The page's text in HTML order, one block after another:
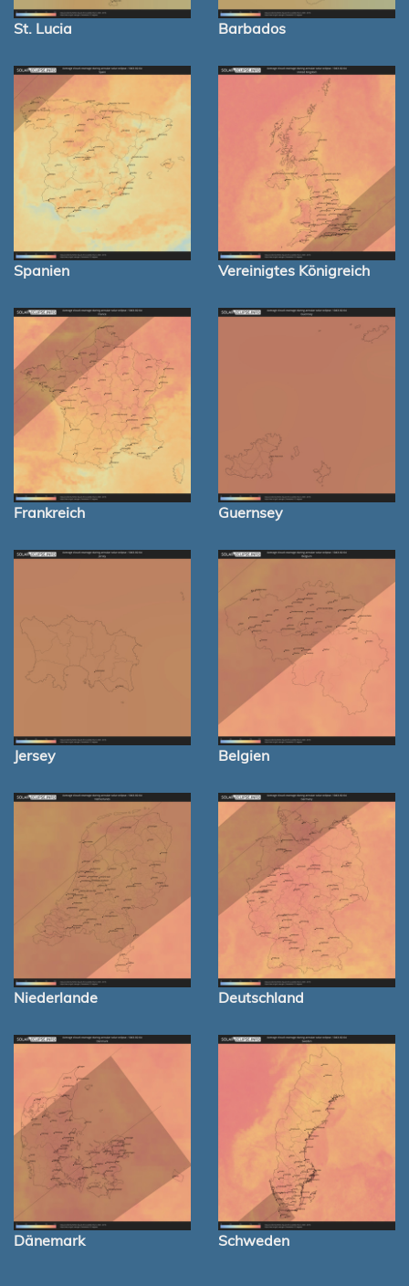
St. Lucia Barbados
Spanien Vereinigtes Königreich
Frankreich Guernsey
Jersey Belgien
Niederlande Deutschland
Dänemark Schweden